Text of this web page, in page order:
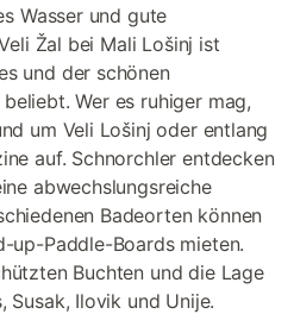
Wasser und gute
Žal bei Mali Lošinj ist
und der schönen
Wer es ruhiger mag,
um Veli Lošinj oder entlang
auf. Schnorchler entdecken
abwechslungsreiche
Badeorten können
up-Paddle-Boards mieten.
Buchten und die Lage
Susak, Ilovik und Unije.